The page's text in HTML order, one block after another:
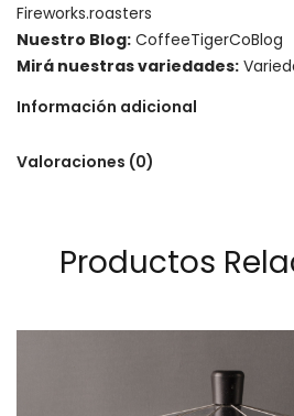
Fireworks.roasters
Nuestro Blog: CoffeeTigerCoBlog
Mirá nuestras variedades:
Información adicional
Valoraciones (0)
Productos